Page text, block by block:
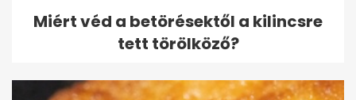
Miért véd a betörésektől a kilincsre
tett törölköző?